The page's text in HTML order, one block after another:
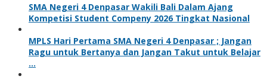
SMA Negeri 4 Denpasar Wakili Bali Dalam Ajang
Kompetisi Student Compeny 2026 Tingkat Nasional
MPLS Hari Pertama SMA Negeri 4 Denpasar ; Jangan
Ragu untuk Bertanya dan Jangan Takut untuk Belajar
…